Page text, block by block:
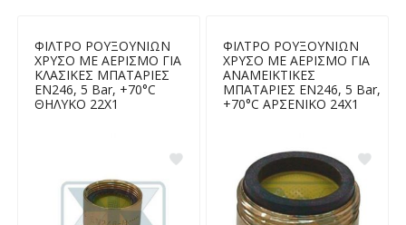
ΦΙΛΤΡΟ ΡΟΥΞΟΥΝΙΩΝ
ΧΡΥΣΟ ΜΕ ΑΕΡΙΣΜΟ ΓΙΑ
ΚΛΑΣΙΚΕΣ ΜΠΑΤΑΡΙΕΣ
EN246, 5 Bar, +70°C
ΘΗΛΥΚΟ 22Χ1
ΦΙΛΤΡΟ ΡΟΥΞΟΥΝΙΩΝ
ΧΡΥΣΟ ΜΕ ΑΕΡΙΣΜΟ ΓΙΑ
ΑΝΑΜΕΙΚΤΙΚΕΣ
ΜΠΑΤΑΡΙΕΣ EN246, 5 Bar,
+70°C ΑΡΣΕΝΙΚΟ 24Χ1